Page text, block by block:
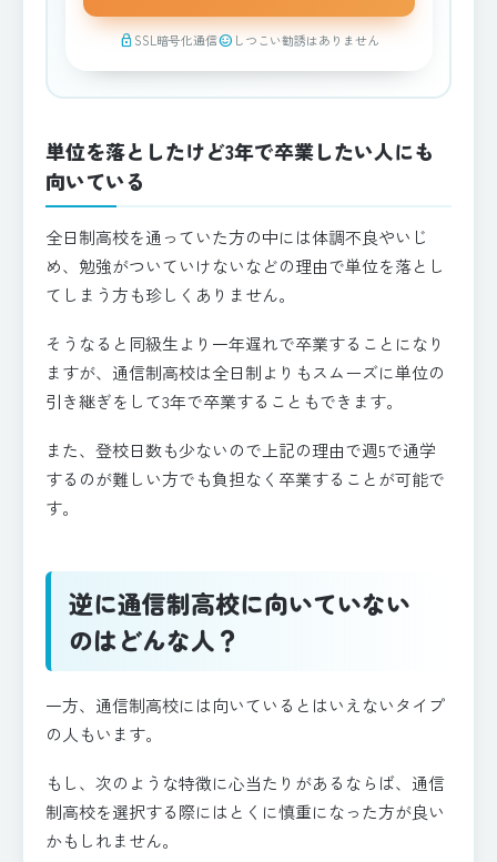
lock SSL暗号化通信sentiment_satisfied しつこい勧誘はありません
単位を落としたけど3年で卒業したい人にも
向いている
全日制高校を通っていた方の中には体調不良やいじ
め、勉強がついていけないなどの理由で単位を落とし
てしまう方も珍しくありません。
そうなると同級生より一年遅れで卒業することになり
ますが、通信制高校は全日制よりもスムーズに単位の
引き継ぎをして3年で卒業することもできます。
また、登校日数も少ないので上記の理由で週5で通学
するのが難しい方でも負担なく卒業することが可能で
す。
逆に通信制高校に向いていない
のはどんな人？
一方、通信制高校には向いているとはいえないタイプ
の人もいます。
もし、次のような特徴に心当たりがあるならば、通信
制高校を選択する際にはとくに慎重になった方が良い
かもしれません。